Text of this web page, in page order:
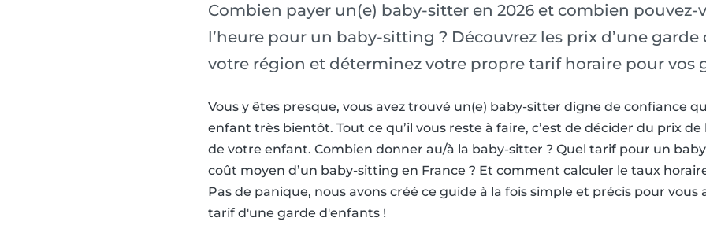
Combien payer un(e) baby-sitter en 2026 et combien
l’heure pour un baby-sitting ? Découvrez les prix d’une
votre région et déterminez votre propre tarif horaire pour vos
Vous y êtes presque, vous avez trouvé un(e) baby-sitter digne de confiance
enfant très bientôt. Tout ce qu’il vous reste à faire, c’est de décider du prix
de votre enfant. Combien donner au/à la baby-sitter ? Quel tarif pour un
coût moyen d’un baby-sitting en France ? Et comment calculer le taux
Pas de panique, nous avons créé ce guide à la fois simple et précis pour
tarif d'une garde d'enfants !